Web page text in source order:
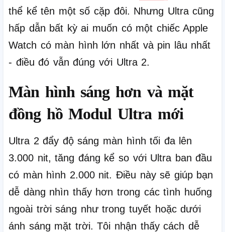
thể kể tên một số cặp đôi. Nhưng Ultra cũng
hấp dẫn bất kỳ ai muốn có một chiếc Apple
Watch có màn hình lớn nhất và pin lâu nhất
- điều đó vẫn đúng với Ultra 2.
Màn hình sáng hơn và mặt
đồng hồ Modul Ultra mới
Ultra 2 đẩy độ sáng màn hình tối đa lên
3.000 nit, tăng đáng kể so với Ultra ban đầu
có màn hình 2.000 nit. Điều này sẽ giúp bạn
dễ dàng nhìn thấy hơn trong các tình huống
ngoài trời sáng như trong tuyết hoặc dưới
ánh sáng mặt trời.Tôi nhận thấy cách dễ